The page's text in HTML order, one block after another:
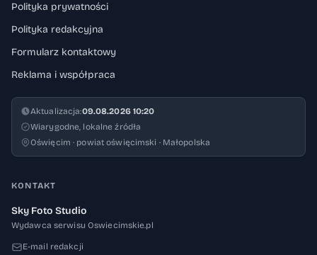
Polityka prywatności
Polityka redakcyjna
Formularz kontaktowy
Reklama i współpraca
Aktualizacja:09.08.2026 10:20
Wiarygodne, lokalne źródła
Oświęcim · powiat oświęcimski · Małopolska
KONTAKT
Sky Foto Studio
Wydawca serwisu Oswiecimskie.pl
E-mail redakcji